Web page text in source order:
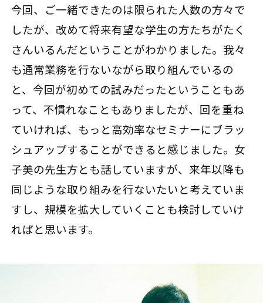
今回、ご一緒できたのは限られた人数の方々で
したが、改めて将来有望な学生の方たちがたく
さんいるんだということがわかりました。我々
も通常業務を行ないながら取り組んでいるの
と、今回が初めての試みだったということもあ
って、不慣れなこともありましたが、回を重ね
ていければ、もっと高効率なセミナーにブラッ
シュアップすることができると感じました。女
子美の先生方とも話していますが、来年以降も
同じような取り組みを行ないたいと考えていま
すし、規模を拡大していくことも検討していけ
ればと思います。